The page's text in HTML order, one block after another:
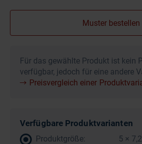
Für das gewählte Produkt ist kein
verfügbar, jedoch für eine andere
Preisvergleich einer
Verfügbare Produktvarianten
Produktgröße:
5 ×